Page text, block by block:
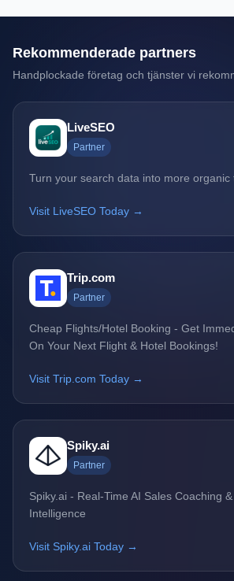
Rekommenderade partners
Handplockade företag och tjänster vi
LiveSEO
Partner
Turn your search data into more organic
Visit LiveSEO Today →
Trip.com
Partner
Cheap Flights/Hotel Booking - Get
On Your Next Flight & Hotel Bookings!
Visit Trip.com Today →
Spiky.ai
Partner
Spiky.ai - Real-Time AI Sales Coaching
Intelligence
Visit Spiky.ai Today →